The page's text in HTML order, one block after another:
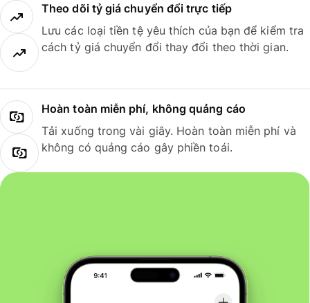
Theo dõi tỷ giá chuyển đổi trực tiếp
Lưu các loại tiền tệ yêu thích của bạn để kiểm tra
cách tỷ giá chuyển đổi thay đổi theo thời gian.
Hoàn toàn miễn phí, không quảng cáo
Tải xuống trong vài giây. Hoàn toàn miễn phí và
không có quảng cáo gây phiền toái.